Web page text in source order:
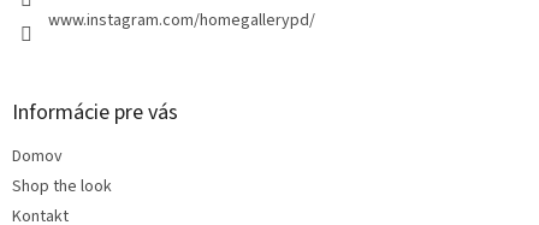
www.instagram.com/homegallerypd/
Informácie pre vás
Domov
Shop the look
Kontakt